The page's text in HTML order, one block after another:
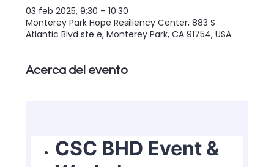
03 feb 2025, 9:30 – 10:30
Monterey Park Hope Resiliency Center, 883 S
Atlantic Blvd ste e, Monterey Park, CA 91754, USA
Acerca del evento